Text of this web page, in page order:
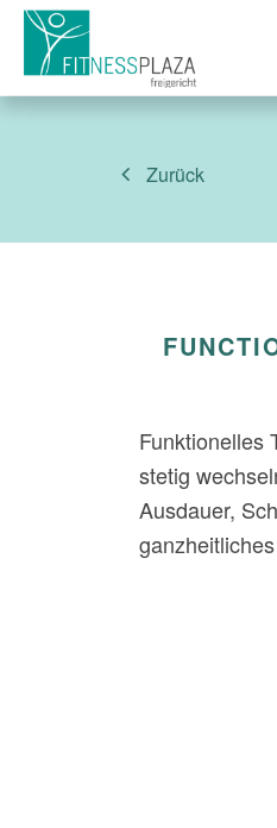
Zurück
Funktionelles
stetig
Ausdauer,